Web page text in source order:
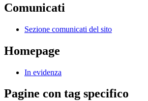
Comunicati
Sezione comunicati del sito
Homepage
In evidenza
Pagine con tag specifico